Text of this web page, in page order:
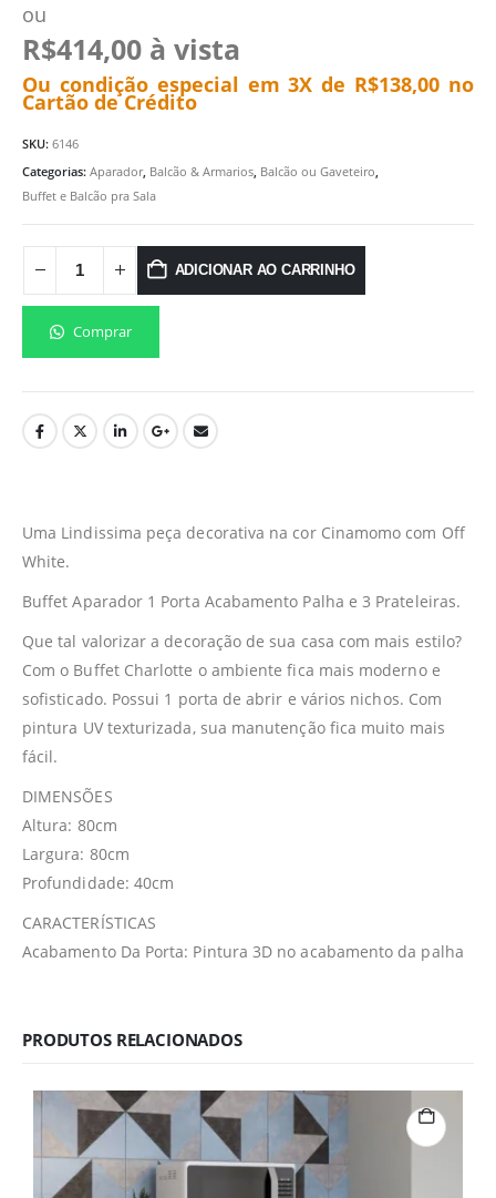
ou
R$414,00 à vista
Ou condição especial em 3X de R$138,00 no
Cartão de Crédito
SKU: 6146
Categorias: Aparador, Balcão & Armarios, Balcão ou Gaveteiro,
Buffet e Balcão pra Sala
ADICIONAR AO CARRINHO
Comprar
Uma Lindissima peça decorativa na cor Cinamomo com Off
White.
Buffet Aparador 1 Porta Acabamento Palha e 3 Prateleiras.
Que tal valorizar a decoração de sua casa com mais estilo?
Com o Buffet Charlotte o ambiente fica mais moderno e
sofisticado. Possui 1 porta de abrir e vários nichos. Com
pintura UV texturizada, sua manutenção fica muito mais
fácil.
DIMENSÕES
Altura: 80cm
Largura: 80cm
Profundidade: 40cm
CARACTERÍSTICAS
Acabamento Da Porta: Pintura 3D no acabamento da palha
PRODUTOS RELACIONADOS